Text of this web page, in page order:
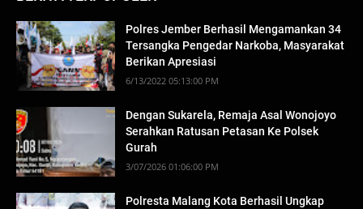
Polres Jember Berhasil Mengamankan 34
Tersangka Pengedar Narkoba, Masyarakat
Berikan Apresiasi
6/13/2022 05:13:00 PM
Dengan Sukarela, Remaja Asal Wonojoyo
Serahkan Ratusan Petasan Ke Polsek
Gurah
3/07/2026 01:06:00 PM
Polresta Malang Kota Berhasil Ungkap